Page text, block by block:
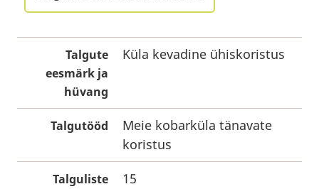
Talgute
eesmärk ja
hüvang
Küla kevadine ühiskoristus
Talgutööd
Meie kobarküla tänavate
koristus
Talguliste
15